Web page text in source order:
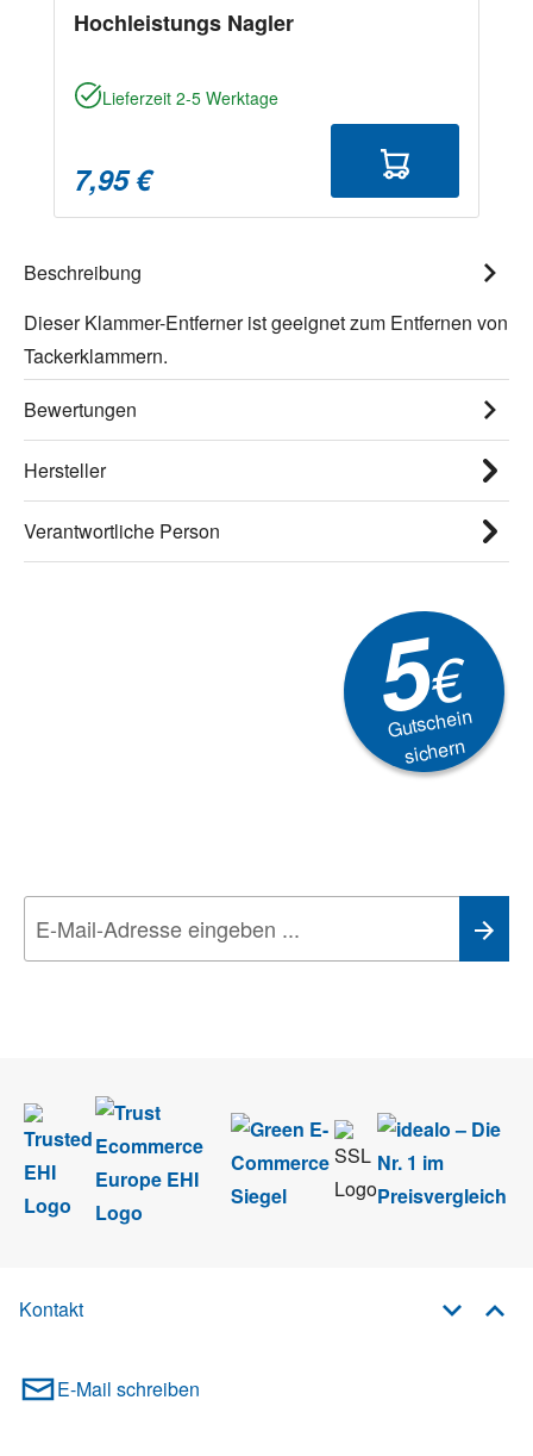
Hochleistungs Nagler
Lieferzeit 2-5 Werktage
7,95 €
Beschreibung
Dieser Klammer-Entferner ist geeignet zum Entfernen von
Tackerklammern.
Bewertungen
Hersteller
Verantwortliche Person
5€
Gutschein
sichern
Kontakt
E-Mail schreiben